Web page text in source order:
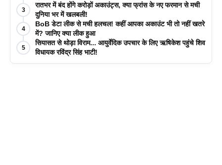
3
रातभर में बंद होंगे करोड़ों अकाउंट्स, क्या फ्रांस के नए फरमान से मची
दुनिया भर में खलबली!
4
BoB डेटा लीक से मची हलचल! कहीं आपका अकाउंट भी तो नहीं खतरे
में? जानिए क्या लीक हुआ
5
सियासत से थोड़ा विराम... आयुर्वेदिक उपचार के लिए ऋषिकेश पहुंचे शिव
विधायक रविंद्र सिंह भाटी!